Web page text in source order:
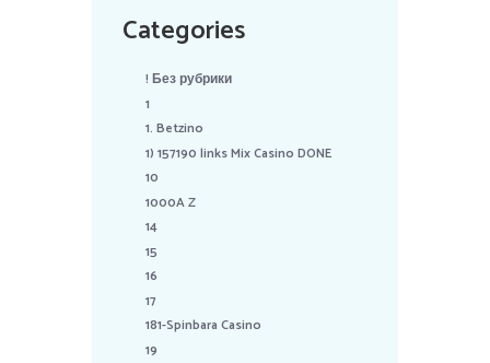
Categories
! Без рубрики
1
1. Betzino
1) 157190 links Mix Casino DONE
10
1000A Z
14
15
16
17
181-Spinbara Casino
19